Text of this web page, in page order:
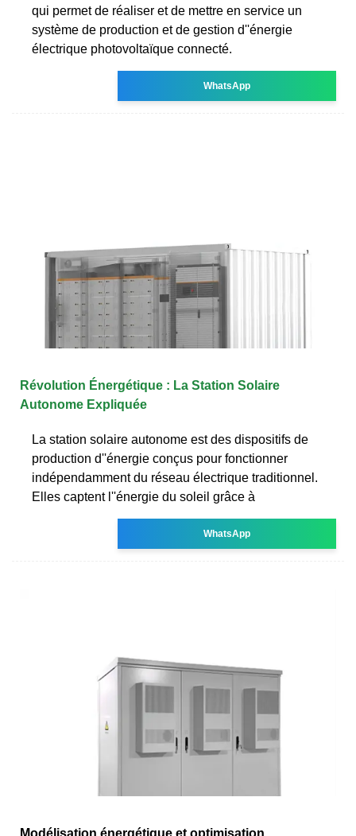
qui permet de réaliser et de mettre en service un
système de production et de gestion d''énergie
électrique photovoltaïque connecté.
WhatsApp
Révolution Énergétique : La Station Solaire
Autonome Expliquée
La station solaire autonome est des dispositifs de
production d''énergie conçus pour fonctionner
indépendamment du réseau électrique traditionnel.
Elles captent l''énergie du soleil grâce à
WhatsApp
Modélisation énergétique et optimisation